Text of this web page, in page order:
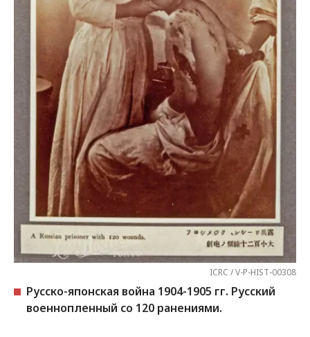
ICRC / V-P-HIST-00308
Русско-японская война 1904-1905 гг. Русский
военнопленный со 120 ранениями.